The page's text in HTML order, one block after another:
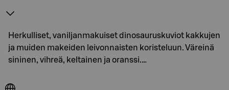
Herkulliset, vaniljanmakuiset dinosauruskuviot kakkujen
ja muiden makeiden leivonnaisten koristeluun. Väreinä
sininen, vihreä, keltainen ja oranssi.…